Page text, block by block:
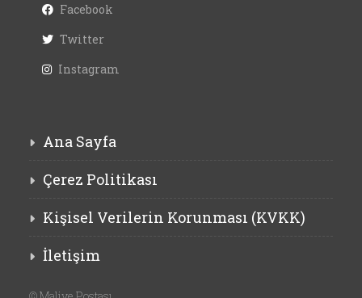
Facebook
Twitter
Instagram
Ana Sayfa
Çerez Politikası
Kişisel Verilerin Korunması (KVKK)
İletişim